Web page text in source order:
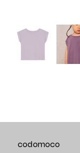
codomoco